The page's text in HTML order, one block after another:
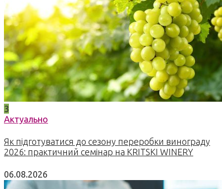
3
Актуально
Як підготуватися до сезону переробки винограду
2026: практичний семінар на KRITSKI WINERY
06.08.2026